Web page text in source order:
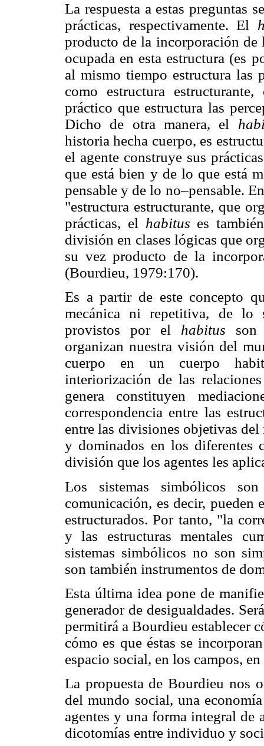
La respuesta a estas preguntas
prácticas, respectivamente. El
producto de la incorporación de
ocupada en esta estructura (es
al mismo tiempo estructura las
como estructura
práctico que estructura las
Dicho de otra manera, el
historia hecha cuerpo, es
el agente construye sus
que está bien y de lo que está
pensable y de lo no–pensable.
"estructura estructurante, que
prácticas, el habitus es
división en clases lógicas que
su vez producto de la
(Bourdieu, 1979:170).
Es a partir de este concepto
mecánica ni repetitiva, de lo
provistos por el habitus son
organizan nuestra visión del
cuerpo en un cuerpo
interiorización de las
genera constituyen
correspondencia entre las
entre las divisiones objetivas
y dominados en los
división que los agentes les
Los sistemas simbólicos
comunicación, es decir, pueden
estructurados. Por tanto, "la
y las estructuras mentales
sistemas simbólicos no son
son también instrumentos de
Esta última idea pone de
generador de desigualdades.
permitirá a Bourdieu establecer
cómo es que éstas se
espacio social, en los campos,
La propuesta de Bourdieu nos
del mundo social, una
agentes y una forma integral de
dicotomías entre individuo y